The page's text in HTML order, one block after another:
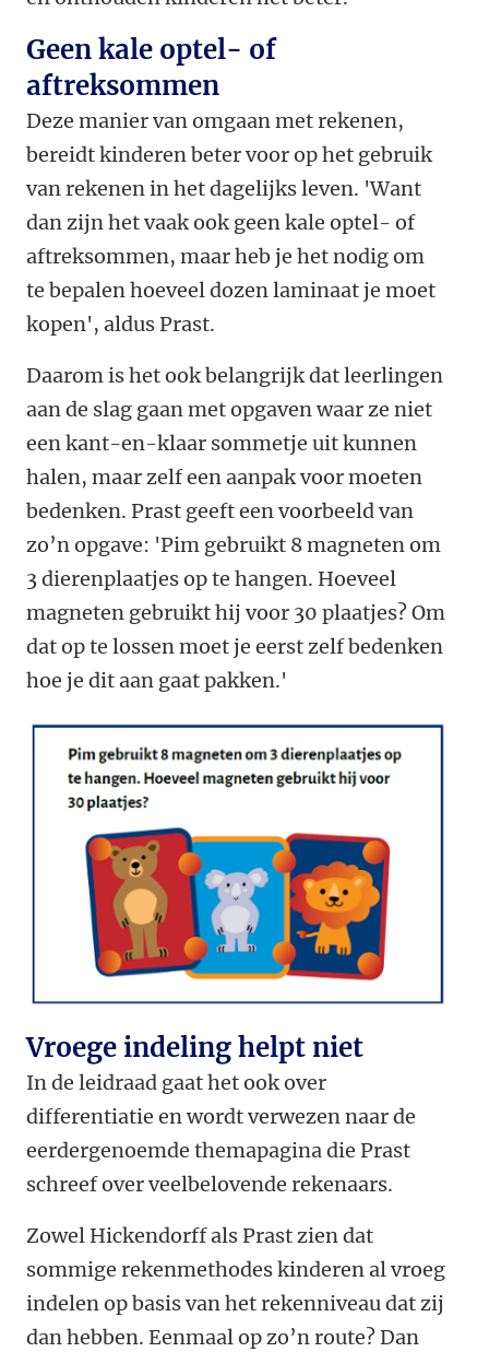
Geen kale optel- of
aftreksommen
Deze manier van omgaan met rekenen,
bereidt kinderen beter voor op het gebruik
van rekenen in het dagelijks leven. 'Want
dan zijn het vaak ook geen kale optel- of
aftreksommen, maar heb je het nodig om
te bepalen hoeveel dozen laminaat je moet
kopen', aldus Prast.
Daarom is het ook belangrijk dat leerlingen
aan de slag gaan met opgaven waar ze niet
een kant-en-klaar sommetje uit kunnen
halen, maar zelf een aanpak voor moeten
bedenken. Prast geeft een voorbeeld van
zo’n opgave: 'Pim gebruikt 8 magneten om
3 dierenplaatjes op te hangen. Hoeveel
magneten gebruikt hij voor 30 plaatjes? Om
dat op te lossen moet je eerst zelf bedenken
hoe je dit aan gaat pakken.'
Vroege indeling helpt niet
In de leidraad gaat het ook over
differentiatie en wordt verwezen naar de
eerdergenoemde themapagina die Prast
schreef over veelbelovende rekenaars.
Zowel Hickendorff als Prast zien dat
sommige rekenmethodes kinderen al vroeg
indelen op basis van het rekenniveau dat zij
dan hebben. Eenmaal op zo’n route? Dan